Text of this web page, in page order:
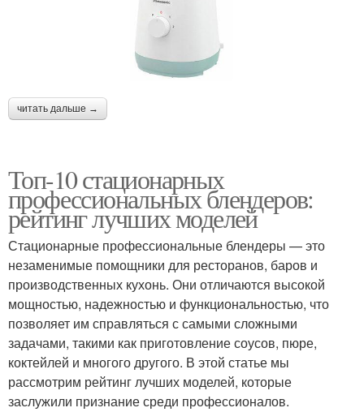
читать дальше →
Топ-10 стационарных
профессиональных блендеров:
рейтинг лучших моделей
Стационарные профессиональные блендеры — это
незаменимые помощники для ресторанов, баров и
производственных кухонь. Они отличаются высокой
мощностью, надежностью и функциональностью, что
позволяет им справляться с самыми сложными
задачами, такими как приготовление соусов, пюре,
коктейлей и многого другого. В этой статье мы
рассмотрим рейтинг лучших моделей, которые
заслужили признание среди профессионалов.